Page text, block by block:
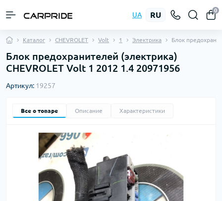
UA RU
0
Каталог CHEVROLET Volt 1 Электрика Блок
Блок предохранителей (электрика)
CHEVROLET Volt 1 2012 1.4 20971956
Артикул: 19257
Все о товаре Описание Характеристики